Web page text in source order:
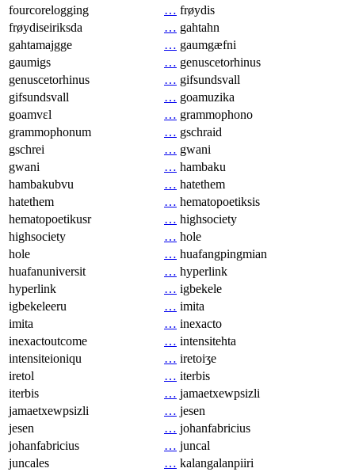
fourcorelogging
… frøydis
frøydiseiriksda
… gahtahn
gahtamajgge
… gaumgæfni
gaumigs
… genuscetorhinus
genuscetorhinus
… gifsundsvall
gifsundsvall
… goamuzika
goamvɛl
… grammophono
grammophonum
… gschraid
gschrei
… gwani
gwani
… hambaku
hambakubvu
… hatethem
hatethem
… hematopoetiksis
hematopoetikusr
… highsociety
highsociety
… hole
hole
… huafangpingmian
huafanuniversit
… hyperlink
hyperlink
… igbekele
igbekeleeru
… imita
imita
… inexacto
inexactoutcome
… intensitehta
intensiteioniqu
… iretoiʒe
iretol
… iterbis
iterbis
… jamaetxewpsizli
jamaetxewpsizli
… jesen
jesen
… johanfabricius
johanfabricius
… juncal
juncales
… kalangalanpiiri